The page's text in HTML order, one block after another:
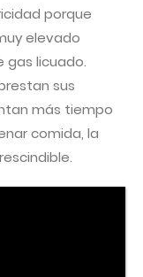
porque
elevado
gas licuado.
sus
más tiempo
comida, la